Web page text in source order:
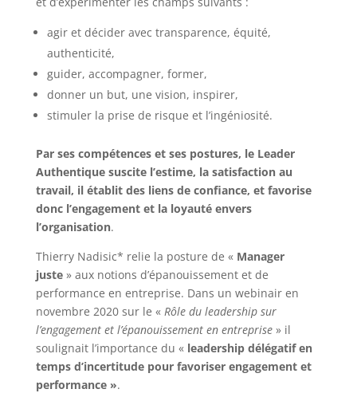
agir et décider avec transparence, équité,
authenticité,
guider, accompagner, former,
donner un but, une vision, inspirer,
stimuler la prise de risque et l’ingéniosité.
Par ses compétences et ses postures, le Leader
Authentique suscite l’estime, la satisfaction au
travail, il établit des liens de confiance, et favorise
donc l’engagement et la loyauté envers
l’organisation.
Thierry Nadisic* relie la posture de « Manager
juste » aux notions d’épanouissement et de
performance en entreprise. Dans un webinair en
novembre 2020 sur le « Rôle du leadership sur
l’engagement et l’épanouissement en entreprise» il
soulignait l’importance du « leadership délégatif en
temps d’incertitude pour favoriser engagement et
performance ».